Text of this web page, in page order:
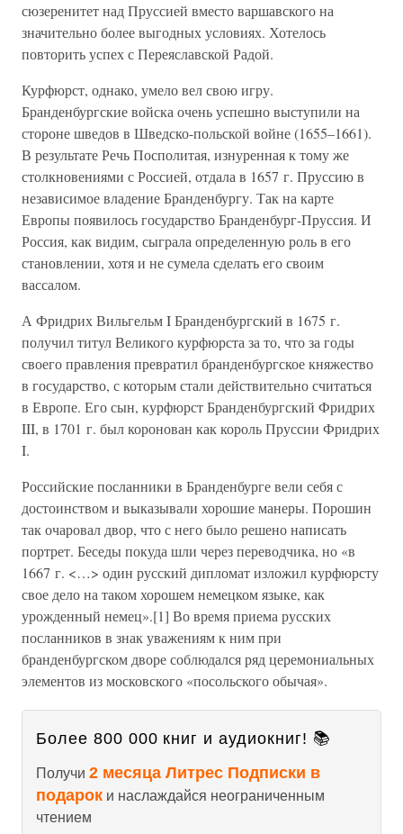
сюзеренитет над Пруссией вместо варшавского на
значительно более выгодных условиях. Хотелось
повторить успех с Переяславской Радой.
Курфюрст, однако, умело вел свою игру.
Бранденбургские войска очень успешно выступили на
стороне шведов в Шведско-польской войне (1655–1661).
В результате Речь Посполитая, изнуренная к тому же
столкновениями с Россией, отдала в 1657 г. Пруссию в
независимое владение Бранденбургу. Так на карте
Европы появилось государство Бранденбург-Пруссия. И
Россия, как видим, сыграла определенную роль в его
становлении, хотя и не сумела сделать его своим
вассалом.
А Фридрих Вильгельм I Бранденбургский в 1675 г.
получил титул Великого курфюрста за то, что за годы
своего правления превратил бранденбургское княжество
в государство, с которым стали действительно считаться
в Европе. Его сын, курфюрст Бранденбургский Фридрих
III, в 1701 г. был коронован как король Пруссии Фридрих
I.
Российские посланники в Бранденбурге вели себя с
достоинством и выказывали хорошие манеры. Порошин
так очаровал двор, что с него было решено написать
портрет. Беседы покуда шли через переводчика, но «в
1667 г. <…> один русский дипломат изложил курфюрсту
свое дело на таком хорошем немецком языке, как
урожденный немец».[1] Во время приема русских
посланников в знак уважениям к ним при
бранденбургском дворе соблюдался ряд церемониальных
элементов из московского «посольского обычая».
Более 800 000 книг и аудиокниг! 📚
Получи 2 месяца Литрес Подписки в
подарок и наслаждайся неограниченным
чтением